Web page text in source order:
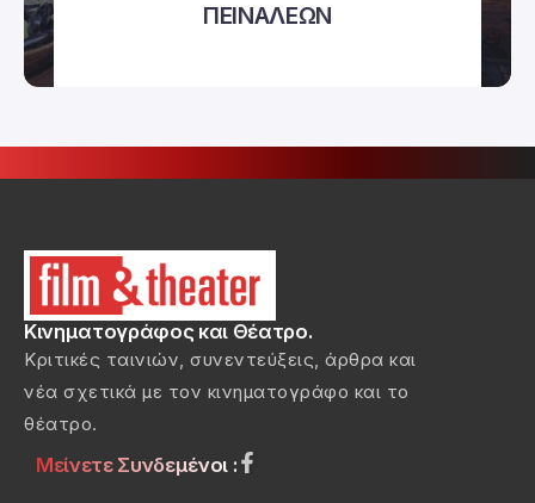
ΠΕΙΝΑΛΕΩΝ
Κινηματογράφος και Θέατρο.
Κριτικές ταινιών, συνεντεύξεις, άρθρα και
νέα σχετικά με τον κινηματογράφο και το
θέατρο.
Μείνετε Συνδεμένοι :